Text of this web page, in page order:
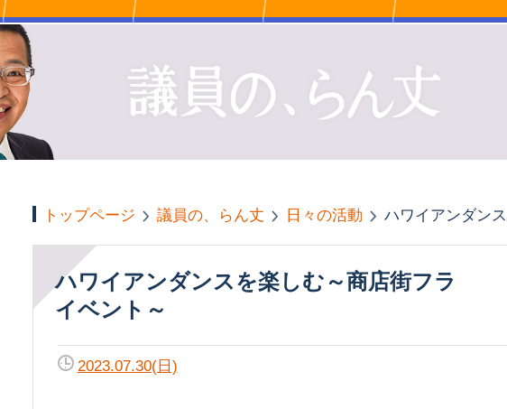
トップページ 議員の、らん丈 日々の活動
ハワイアンダンスを楽しむ～商店街フラ
イベント～
2023.07.30(日)